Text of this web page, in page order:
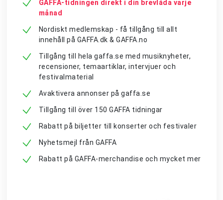
GAFFA-tidningen direkt i din brevlåda varje
månad
Nordiskt medlemskap - få tillgång till allt
innehåll på GAFFA.dk & GAFFA.no
Tillgång till hela gaffa.se med musiknyheter,
recensioner, temaartiklar, intervjuer och
festivalmaterial
Avaktivera annonser på gaffa.se
Tillgång till över 150 GAFFA tidningar
Rabatt på biljetter till konserter och festivaler
Nyhetsmejl från GAFFA
Rabatt på GAFFA-merchandise och mycket mer